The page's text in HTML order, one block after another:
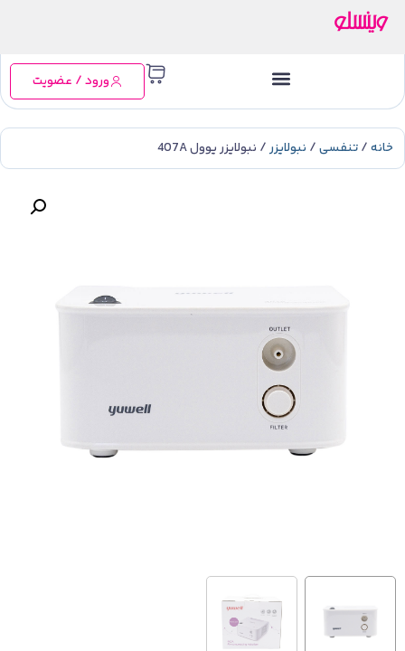
ورود / عضویت
خانه/تنفسی/ نبولایزر/ نبولایزر یوول 407A